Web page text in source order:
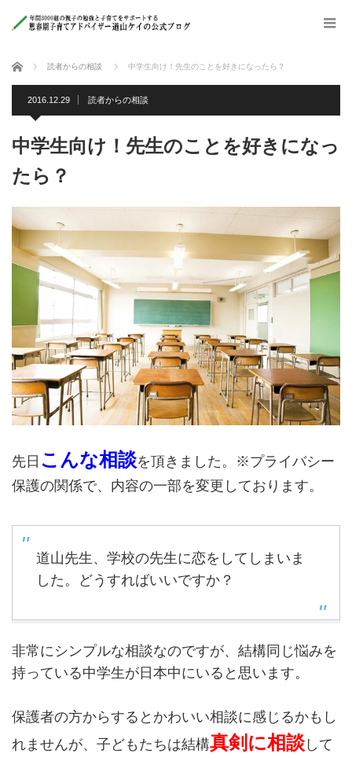
ホーム 読者からの相談 中学生向け！先生のことを好きになったら？
2016.12.29 読者からの相談
中学生向け！先生のことを好きになっ
たら？
先日 こんな相談を頂きました。※プライバシー
保護の関係で、内容の一部を変更しております。
道山先生、学校の先生に恋をしてしまいま
した。どうすればいいですか？
非常にシンプルな相談なのですが、結構同じ悩みを
持っている中学生が日本中にいると思います。
保護者の方からするとかわいい相談に感じるかもし
れませんが、子どもたちは結構真剣に相談 して